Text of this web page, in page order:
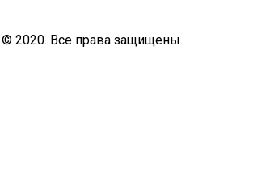
© 2020. Все права защищены.